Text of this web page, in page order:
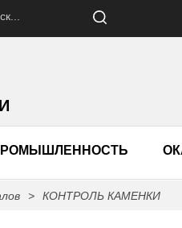
> КОНТРОЛЬ КАМЕНКИ